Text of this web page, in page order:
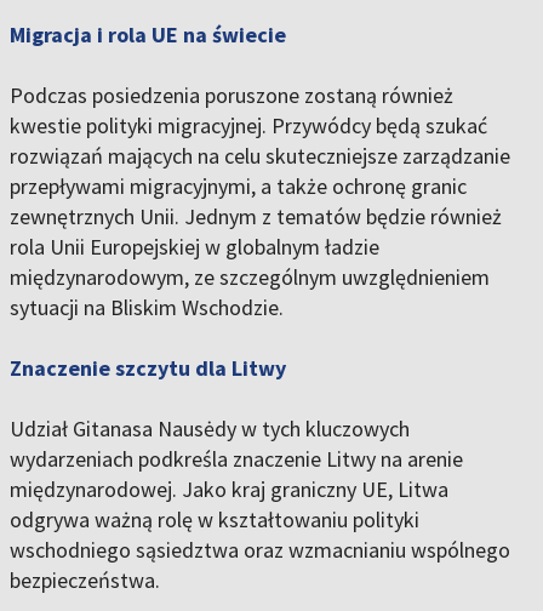
Migracja i rola UE na świecie
Podczas posiedzenia poruszone zostaną również
kwestie polityki migracyjnej. Przywódcy będą szukać
rozwiązań mających na celu skuteczniejsze zarządzanie
przepływami migracyjnymi, a także ochronę granic
zewnętrznych Unii. Jednym z tematów będzie również
rola Unii Europejskiej w globalnym ładzie
międzynarodowym, ze szczególnym uwzględnieniem
sytuacji na Bliskim Wschodzie.
Znaczenie szczytu dla Litwy
Udział Gitanasa Nausėdy w tych kluczowych
wydarzeniach podkreśla znaczenie Litwy na arenie
międzynarodowej. Jako kraj graniczny UE, Litwa
odgrywa ważną rolę w kształtowaniu polityki
wschodniego sąsiedztwa oraz wzmacnianiu wspólnego
bezpieczeństwa.